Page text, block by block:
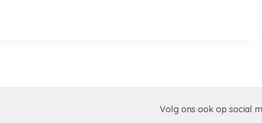
Volg ons ook op social